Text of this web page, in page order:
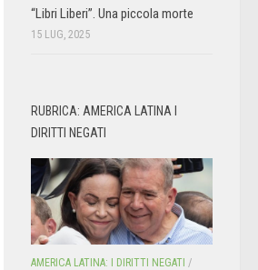
“Libri Liberi”. Una piccola morte
15 LUG, 2025
RUBRICA: AMERICA LATINA I
DIRITTI NEGATI
AMERICA LATINA: I DIRITTI NEGATI /